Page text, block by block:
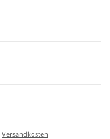
Versandkosten